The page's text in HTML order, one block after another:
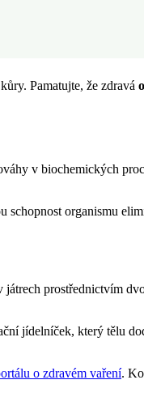
Pamatujte, že zdravá
v biochemických
schopnost organismu
prostřednictvím
jídelníček, který tělu
o zdravém vaření.